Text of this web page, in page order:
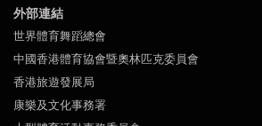
外部連結
世界體育舞蹈總會
中國香港體育協會暨奧林匹克委員會
香港旅遊發展局
康樂及文化事務署